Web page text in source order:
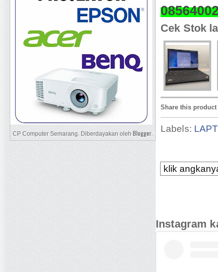
Cek Stok
Share this product
Labels:
klik
Instagram
CP Computer Semarang. Diberdayakan oleh Blogger.